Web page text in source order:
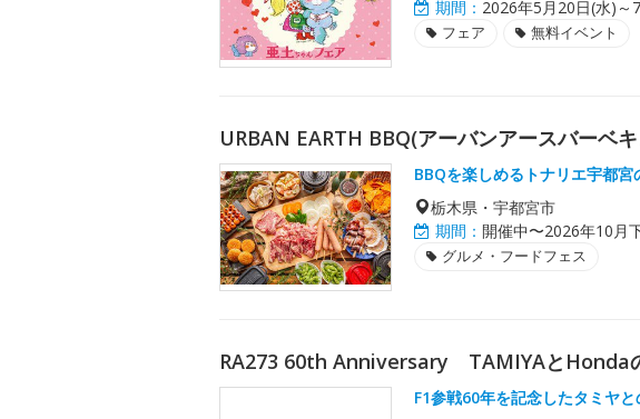
期間： 2026年5月20日(水)～
フェア 無料イベント
URBAN EARTH BBQ(アーバンアースバーベ
BBQを楽しめるトナリエ宇都
栃木県・宇都宮市
期間： 開催中〜2026年10月
グルメ・フードフェス
RA273 60th Anniversary TAMIYAとHonda
F1参戦60年を記念したタミヤ